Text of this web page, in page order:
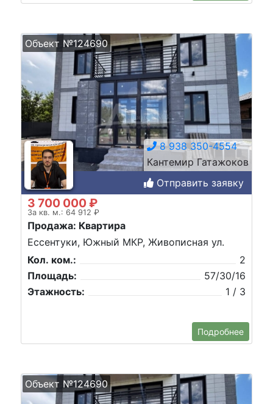
Объект №124690
8 938 350-4554
Кантемир Гатажоков
Отправить заявку
3 700 000 ₽
За кв. м.: 64 912 ₽
Продажа: Квартира
Ессентуки, Южный МКР, Живописная ул.
Кол. ком.:
2
Площадь:
57/30/16
Этажность:
1 / 3
Подробнее
Объект №124690